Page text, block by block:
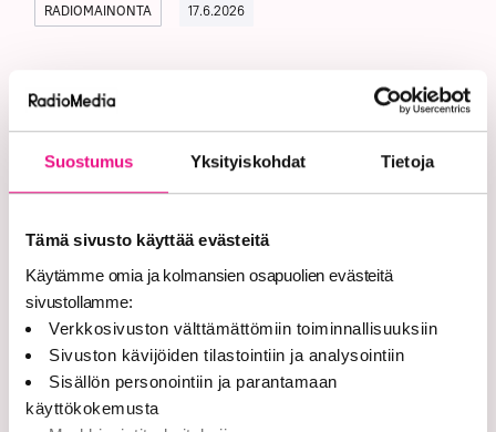
Suostumus Yksityiskohdat Tietoja
Tämä sivusto käyttää evästeitä
Käytämme omia ja kolmansien osapuolien evästeitä
sivustollamme:
Verkkosivuston välttämättömiin toiminnallisuuksiin
Sivuston kävijöiden tilastointiin ja analysointiin
Sisällön personointiin ja parantamaan
käyttökokemusta
RADIOMAINONTA 17.6.2026
erottamaton parivaljakko
Radio säilyttää asemansa autoilijoiden
palveluiden aikakaudella. Tuoreen kansainvälisen
tutkimuksen m…
KANSAINVÄLISTÄ TUTKIMUSTIETOA 17.6.2026